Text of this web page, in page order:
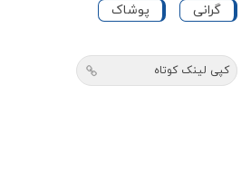
گرانی پوشاک
کپی لینک کوتاه